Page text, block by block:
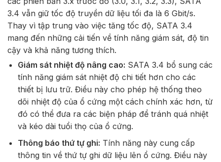
3.4 vẫn giữ tốc độ truyền dữ liệu tối đa là 6 Gbit/s.
Thay vì tập trung vào việc tăng tốc độ, SATA 3.4
mang đến những cải tiến về tính năng giám sát, độ tin
cậy và khả năng tương thích.
Giám sát nhiệt độ nâng cao: SATA 3.4 bổ sung các
tính năng giám sát nhiệt độ chi tiết hơn cho các
thiết bị lưu trữ. Điều này cho phép hệ thống theo
dõi nhiệt độ của ổ cứng một cách chính xác hơn, từ
đó có thể đưa ra các biện pháp để tránh quá nhiệt
và kéo dài tuổi thọ của ổ cứng.
Thông báo thứ tự ghi: Tính năng này cung cấp
thông tin về thứ tự ghi dữ liệu lên ổ cứng. Điều này